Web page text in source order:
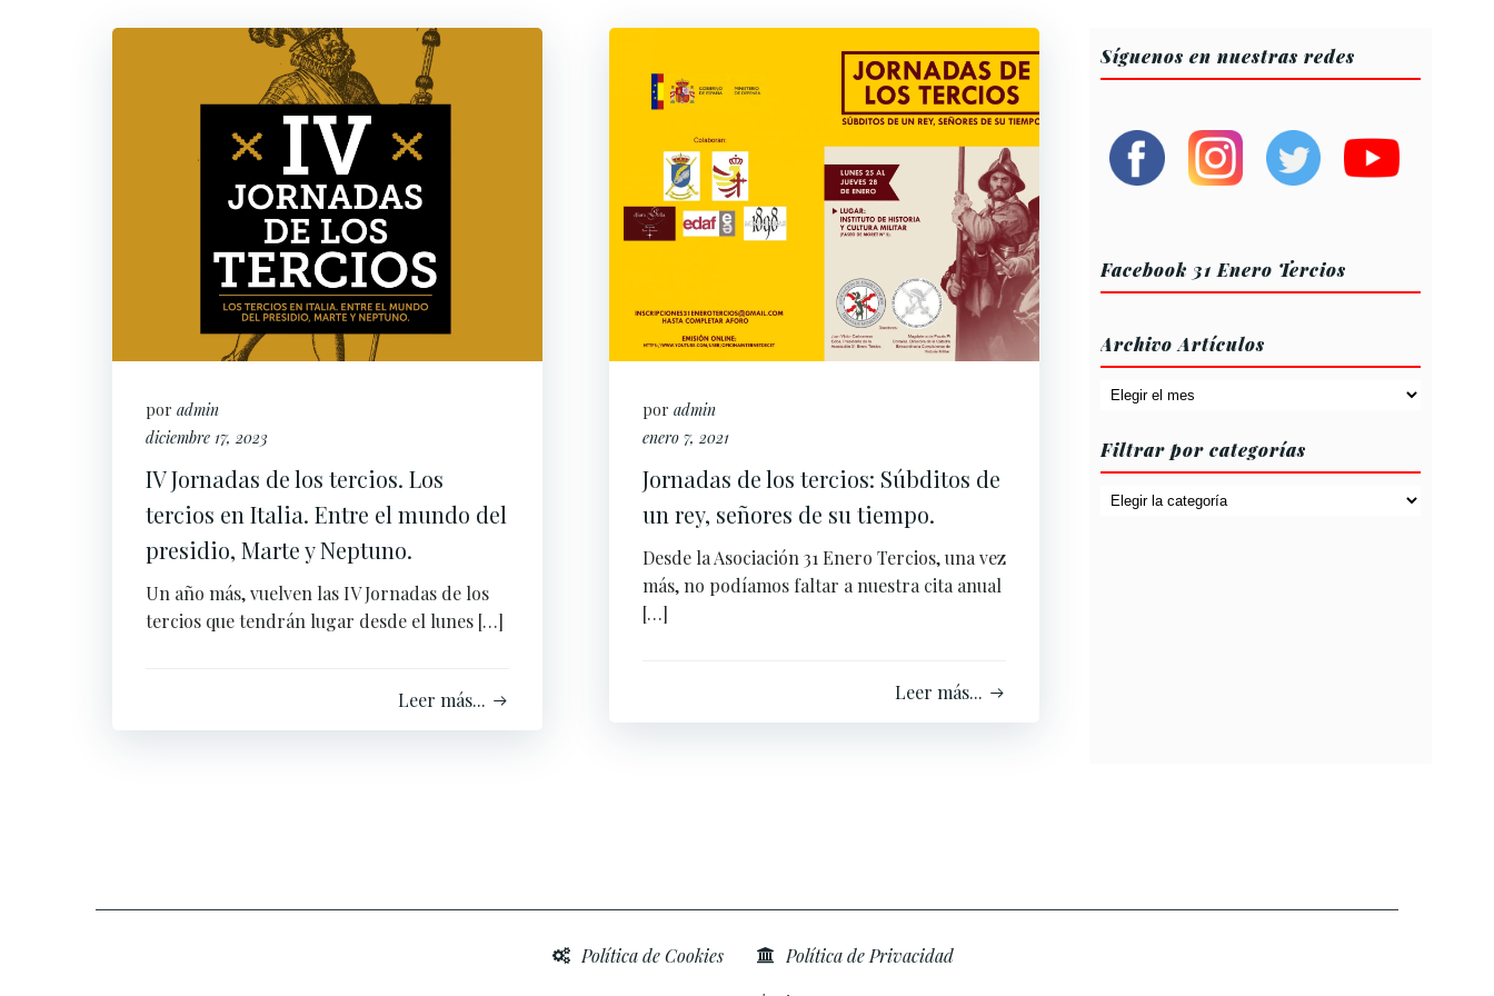
por admin
diciembre 17, 2023
IV Jornadas de los tercios. Los
tercios en Italia. Entre el mundo del
presidio, Marte y Neptuno.
Un año más, vuelven las IV Jornadas de los
tercios que tendrán lugar desde el lunes […]
Leer más...
por admin
enero 7, 2021
Jornadas de los tercios: Súbditos de
un rey, señores de su tiempo.
Desde la Asociación 31 Enero Tercios, una vez
más, no podíamos faltar a nuestra cita anual
[…]
Leer más...
Síguenos en nuestras redes
Facebook 31 Enero Tercios
Archivo Artículos
Archivo
Filtrar por categorías
Filtrar
Política de Cookies
Política de Privacidad